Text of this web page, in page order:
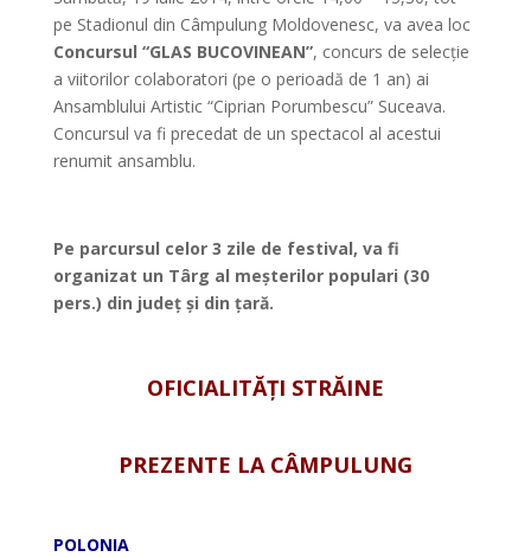
pe Stadionul din Câmpulung Moldovenesc, va avea loc
Concursul “GLAS BUCOVINEAN”, concurs de selecție
a viitorilor colaboratori (pe o perioadă de 1 an) ai
Ansamblului Artistic “Ciprian Porumbescu” Suceava.
Concursul va fi precedat de un spectacol al acestui
renumit ansamblu.
Pe parcursul celor 3 zile de festival, va fi
organizat un Târg al meșterilor populari (30
pers.) din județ și din țară.
OFICIALITĂȚI STRĂINE
PREZENTE LA CÂMPULUNG
POLONIA